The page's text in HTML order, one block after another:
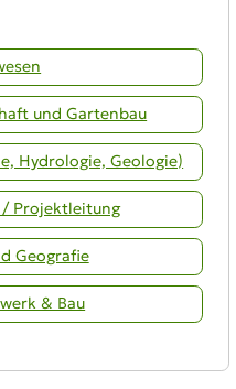
und Gartenbau
Hydrologie, Geologie)
Projektleitung
Geografie
& Bau